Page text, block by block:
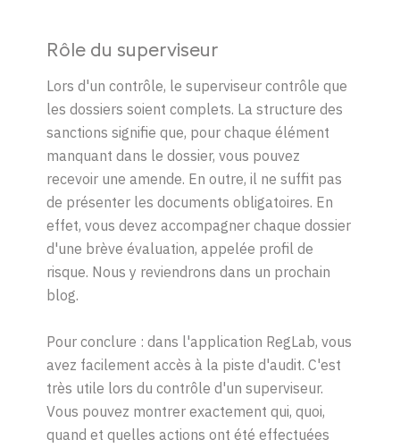
Rôle du superviseur
Lors d'un contrôle, le superviseur contrôle que
les dossiers soient complets. La structure des
sanctions signifie que, pour chaque élément
manquant dans le dossier, vous pouvez
recevoir une amende. En outre, il ne suffit pas
de présenter les documents obligatoires. En
effet, vous devez accompagner chaque dossier
d'une brève évaluation, appelée profil de
risque. Nous y reviendrons dans un prochain
blog.
Pour conclure : dans l'application RegLab, vous
avez facilement accès à la piste d'audit. C'est
très utile lors du contrôle d'un superviseur.
Vous pouvez montrer exactement qui, quoi,
quand et quelles actions ont été effectuées